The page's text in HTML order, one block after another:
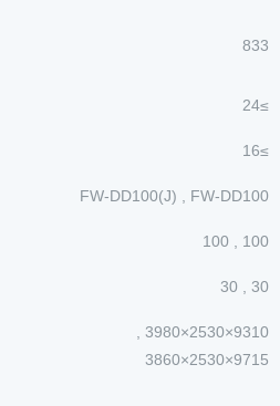
833
≥24
≥16
FW-DD100(J) , FW-DD100
100 , 100
30 , 30
9715×2530×3860